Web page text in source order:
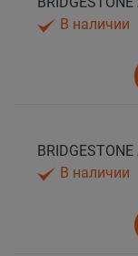
В наличии
В наличии